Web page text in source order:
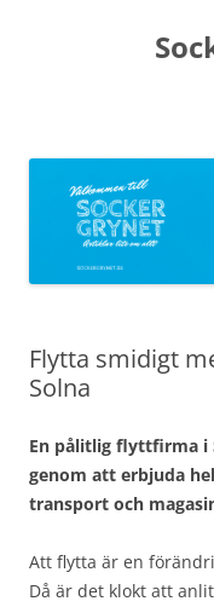
Flytta smidigt
Solna
En pålitlig flyttfirma i
genom att erbjuda
transport och
Att flytta är en
Då är det klokt att